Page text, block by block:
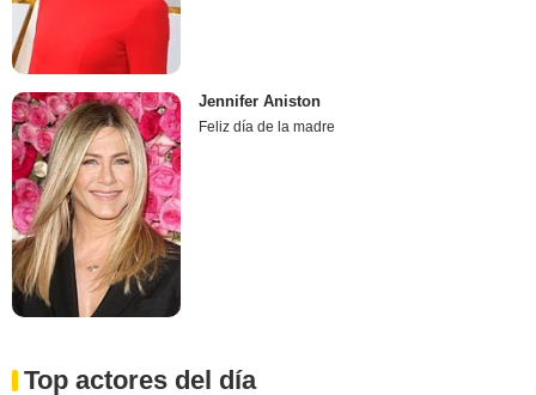
Jennifer Aniston
Feliz día de la madre
Top actores del día